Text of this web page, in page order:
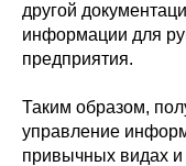
другой
информации для
предприятия.
Таким образом,
управление
привычных видах и